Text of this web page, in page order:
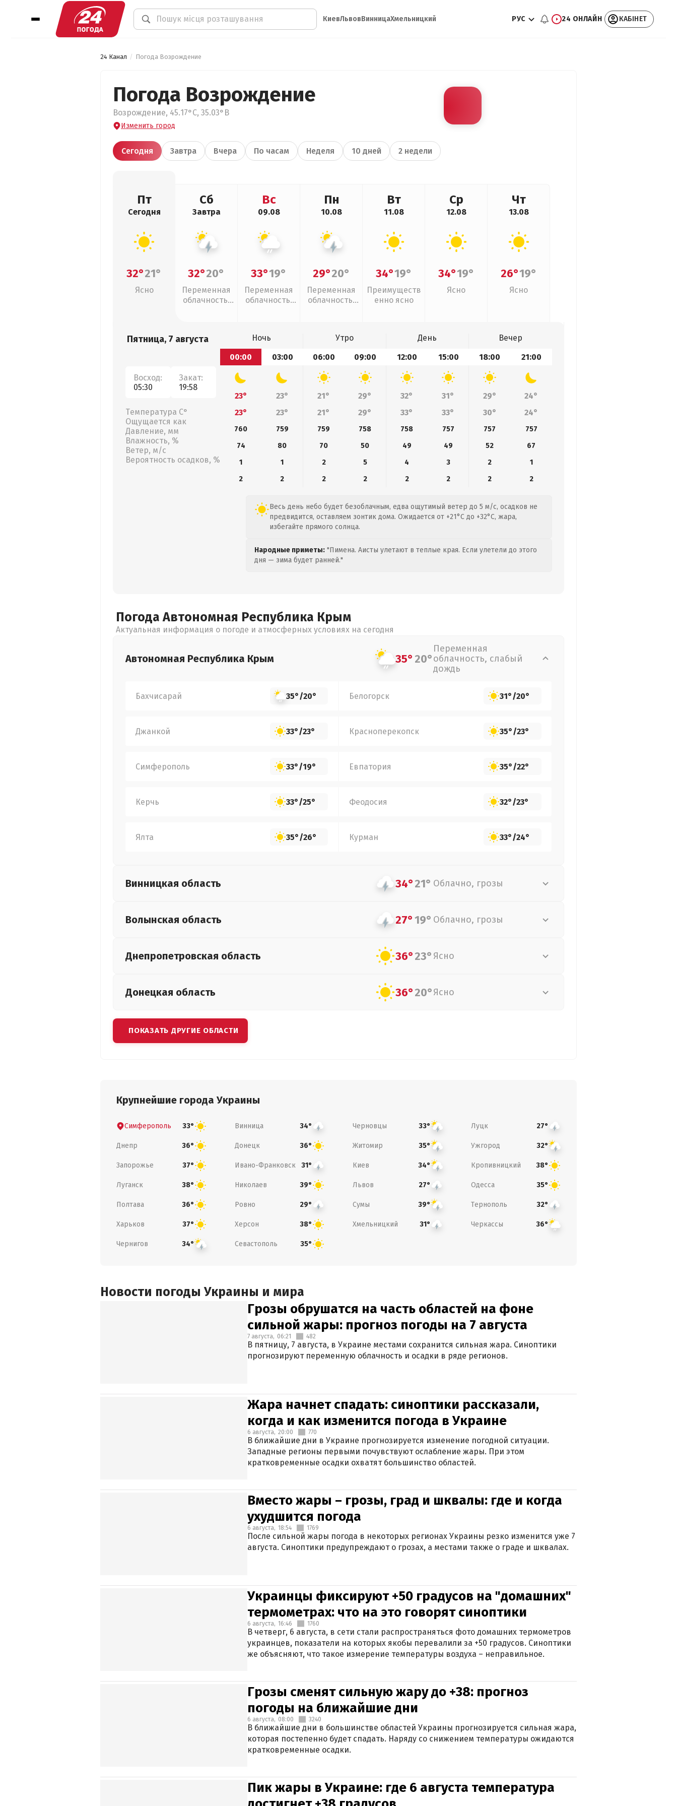
КиевЛьвовВинницаХмельницкий РУС 24 ОНЛАЙН КАБІНЕТ
24 Канал Погода Возрождение
Погода Возрождение
Возрождение, 45.17°С, 35.03°В
Изменить город
Сегодня Завтра Вчера По часам Неделя 10 дней 2 недели
Пт
Сегодня
32°21°
Ясно
Сб
Завтра
32°20°
Переменная
облачность,
Вс
09.08
33°19°
Переменная
облачность,
Пн
10.08
29°20°
Переменная
облачность,
Вт
11.08
34°19°
Преимуществ
енно ясно
Ср
12.08
34°19°
Ясно
Чт
13.08
26°19°
Ясно
Пятница, 7 августа
Восход:
05:30
Закат:
19:58
Температура С°
Ощущается как
Давление, мм
Влажность, %
Ветер, м/с
Вероятность осадков, %
Ночь Утро День
Вечер
00:00
03:00 06:00 09:00 12:00 15:00 18:00 21:00
23° 23° 21° 29° 32° 31° 29°
24°
23°
23° 21° 29° 33° 33° 30° 24°
760 759 759 758 758 757 757
757
74
80 70 50 49 49 52
67
1
1 2 5 4 3 2
1
2
2 2 2 2 2 2 2
Весь день небо будет безоблачным, едва ощутимый ветер до 5 м/с, осадков не
предвидится, оставляем зонтик дома. Ожидается от +21°C до +32°C, жара,
избегайте прямого солнца.
Народные приметы: "Пимена. Аисты улетают в теплые края. Если улетели до этого
дня — зима будет ранней."
Погода Автономная Республика Крым
Актуальная информация о погоде и атмосферных условиях на сегодня
Автономная Республика Крым 35°20°
Переменная
облачность, слабый
дождь
Бахчисарай 35°/20° Белогорск 31°/20°
Джанкой 33°/23° Красноперекопск 35°/23°
Симферополь 33°/19° Евпатория 35°/22°
Керчь 33°/25° Феодосия 32°/23°
Ялта 35°/26° Курман 33°/24°
Винницкая область 34°21° Облачно, грозы
Волынская область 27°19° Облачно, грозы
Днепропетровская область 36°23° Ясно
Донецкая область 36°20°Ясно
ПОКАЗАТЬ ДРУГИЕ ОБЛАСТИ
Крупнейшие города Украины
Симферополь 33° Винница 34° Черновцы 33° Луцк 27°
Днепр 36° Донецк 36° Житомир 35° Ужгород 32°
Запорожье 37° Ивано-Франковск 31° Киев 34° Кропивницкий 38°
Луганск 38° Николаев 39° Львов 27° Одесса 35°
Полтава 36° Ровно 29° Сумы 39° Тернополь 32°
Харьков 37° Херсон 38° Хмельницкий 31° Черкассы 36°
Чернигов 34° Севастополь 35°
Новости погоды Украины и мира
Грозы обрушатся на часть областей на фоне
сильной жары: прогноз погоды на 7 августа
7 августа, 06:21 482
В пятницу, 7 августа, в Украине местами сохранится сильная жара. Синоптики
прогнозируют переменную облачность и осадки в ряде регионов.
Жара начнет спадать: синоптики рассказали,
когда и как изменится погода в Украине
6 августа, 20:00 770
В ближайшие дни в Украине прогнозируется изменение погодной ситуации.
Западные регионы первыми почувствуют ослабление жары. При этом
кратковременные осадки охватят большинство областей.
Вместо жары – грозы, град и шквалы: где и когда
ухудшится погода
6 августа, 18:54 1769
После сильной жары погода в некоторых регионах Украины резко изменится уже 7
августа. Синоптики предупреждают о грозах, а местами также о граде и шквалах.
Украинцы фиксируют +50 градусов на "домашних"
термометрах: что на это говорят синоптики
6 августа, 16:46 1760
В четверг, 6 августа, в сети стали распространяться фото домашних термометров
украинцев, показатели на которых якобы перевалили за +50 градусов. Синоптики
же объясняют, что такое измерение температуры воздуха – неправильное.
Грозы сменят сильную жару до +38: прогноз
погоды на ближайшие дни
6 августа, 08:00 3240
В ближайшие дни в большинстве областей Украины прогнозируется сильная жара,
которая постепенно будет спадать. Наряду со снижением температуры ожидаются
кратковременные осадки.
Пик жары в Украине: где 6 августа температура